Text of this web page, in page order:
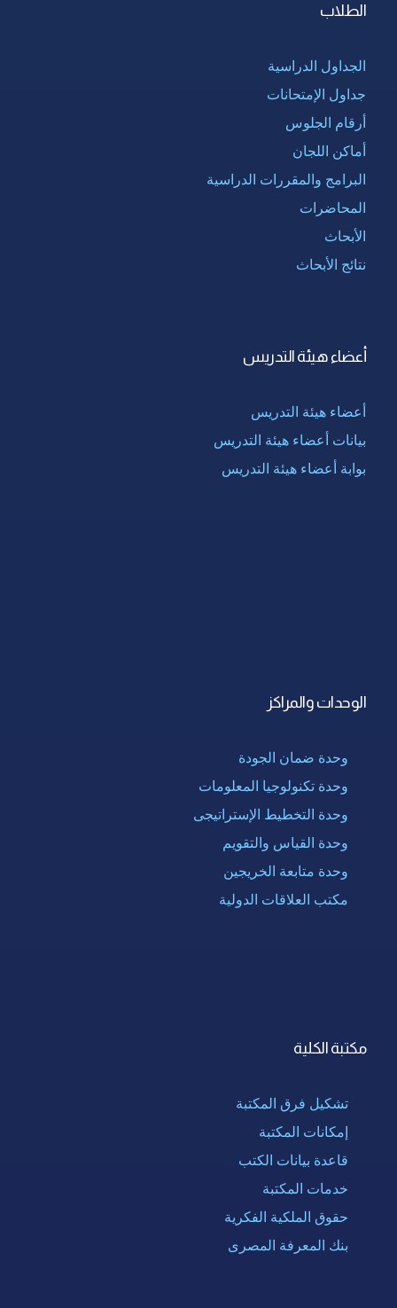
الطلاب
الجداول الدراسية
جداول الإمتحانات
أرقام الجلوس
أماكن اللجان
البرامج والمقررات الدراسية
المحاضرات
الأبحاث
نتائج الأبحاث
أعضاء هيئة التدريس
أعضاء هيئة التدريس
بيانات أعضاء هيئة التدريس
بوابة أعضاء هيئة التدريس
الوحدات والمراكز
وحدة ضمان الجودة
وحدة تكنولوجيا المعلومات
وحدة التخطيط الإستراتيجى
وحدة القياس والتقويم
وحدة متابعة الخريجين
مكتب العلاقات الدولية
مكتبة الكلية
تشكيل فرق المكتبة
إمكانات المكتبة
قاعدة بيانات الكتب
خدمات المكتبة
حقوق الملكية الفكرية
بنك المعرفة المصرى